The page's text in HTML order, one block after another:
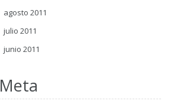
agosto 2011
julio 2011
junio 2011
Meta